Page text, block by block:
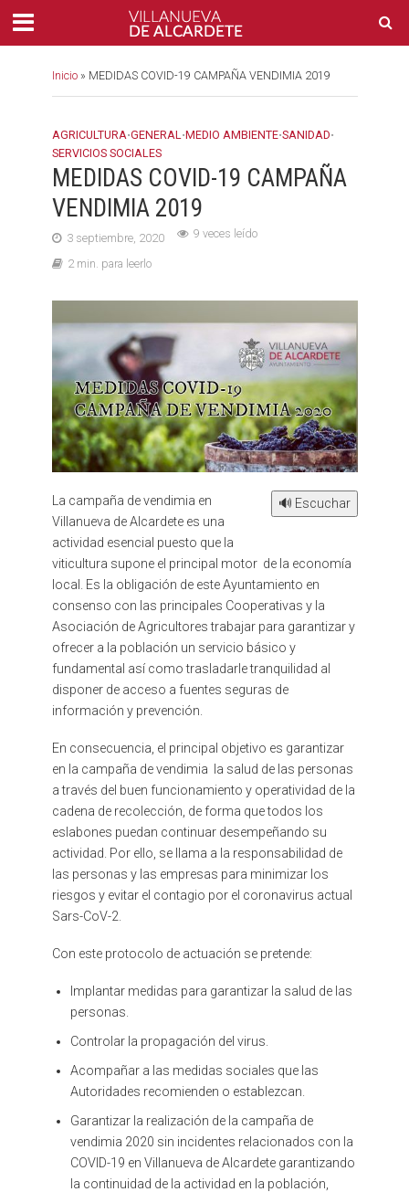
Inicio» MEDIDAS COVID-19 CAMPAÑA VENDIMIA 2019
AGRICULTURA•GENERAL•MEDIO AMBIENTE•SANIDAD•
SERVICIOS SOCIALES
MEDIDAS COVID-19 CAMPAÑA
VENDIMIA 2019
3 septiembre, 2020 9 veces leído
2 min. para leerlo
🔊 Escuchar
La campaña de vendimia en
Villanueva de Alcardete es una
actividad esencial puesto que la
viticultura supone el principal motor de la economía
local. Es la obligación de este Ayuntamiento en
consenso con las principales Cooperativas y la
Asociación de Agricultores trabajar para garantizar y
ofrecer a la población un servicio básico y
fundamental así como trasladarle tranquilidad al
disponer de acceso a fuentes seguras de
información y prevención.
En consecuencia, el principal objetivo es garantizar
en la campaña de vendimia la salud de las personas
a través del buen funcionamiento y operatividad de la
cadena de recolección, de forma que todos los
eslabones puedan continuar desempeñando su
actividad. Por ello, se llama a la responsabilidad de
las personas y las empresas para minimizar los
riesgos y evitar el contagio por el coronavirus actual
Sars-CoV-2.
Con este protocolo de actuación se pretende:
Implantar medidas para garantizar la salud de las
personas.
Controlar la propagación del virus.
Acompañar a las medidas sociales que las
Autoridades recomienden o establezcan.
Garantizar la realización de la campaña de
vendimia 2020 sin incidentes relacionados con la
COVID-19 en Villanueva de Alcardete garantizando
la continuidad de la actividad en la población,